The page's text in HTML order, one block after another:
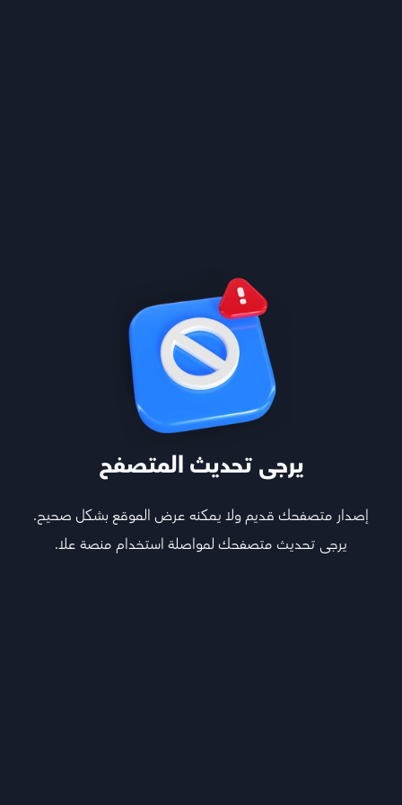
يرجى تحديث المتصفح
إصدار متصفحك قديم ولا يمكنه عرض الموقع بشكل صحيح.
يرجى تحديث متصفحك لمواصلة استخدام منصة علا.